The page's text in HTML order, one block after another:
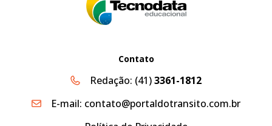
Contato
Redação: (41)3361-1812
E-mail: contato@portaldotransito.com.br